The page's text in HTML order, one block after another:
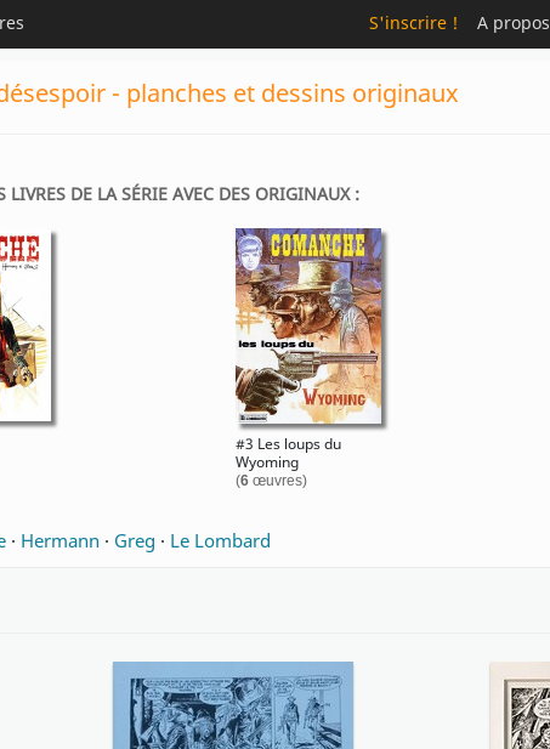
S'inscrire ! A propos
- planches et dessins originaux
LIVRES DE LA SÉRIE AVEC DES ORIGINAUX :
#3 Les loups du
Wyoming
(6 œuvres)
· Hermann · Greg · Le Lombard